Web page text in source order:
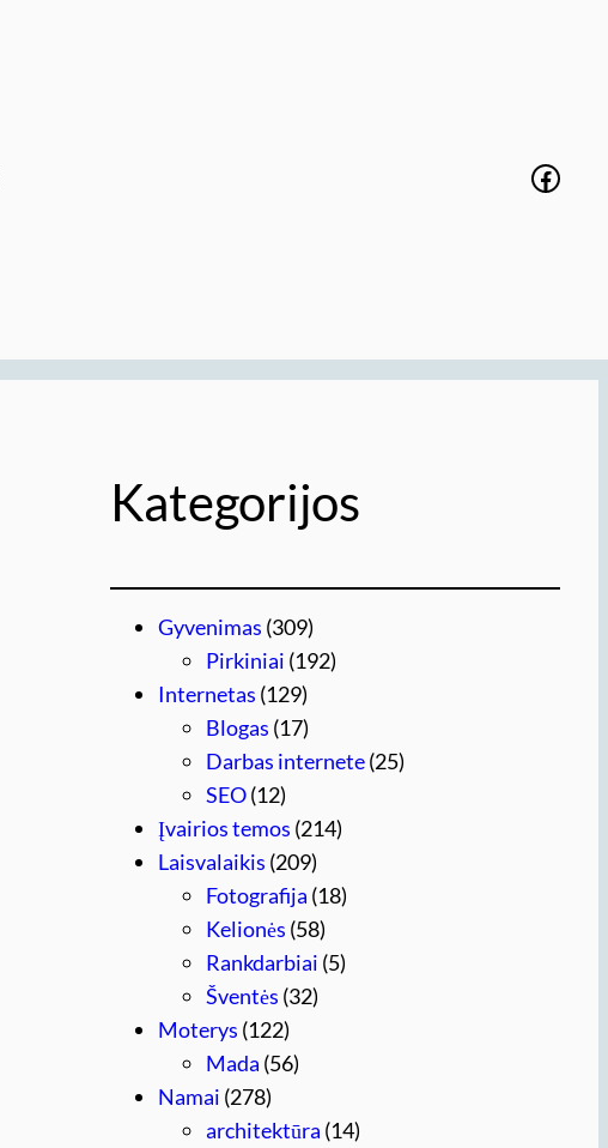
Kategorijos
Gyvenimas (309)
Pirkiniai (192)
Internetas (129)
Blogas (17)
Darbas internete(25)
SEO(12)
Įvairios temos (214)
Laisvalaikis (209)
Fotografija (18)
Kelionės (58)
Rankdarbiai (5)
Šventės (32)
Moterys (122)
Mada (56)
Namai (278)
architektūra (14)